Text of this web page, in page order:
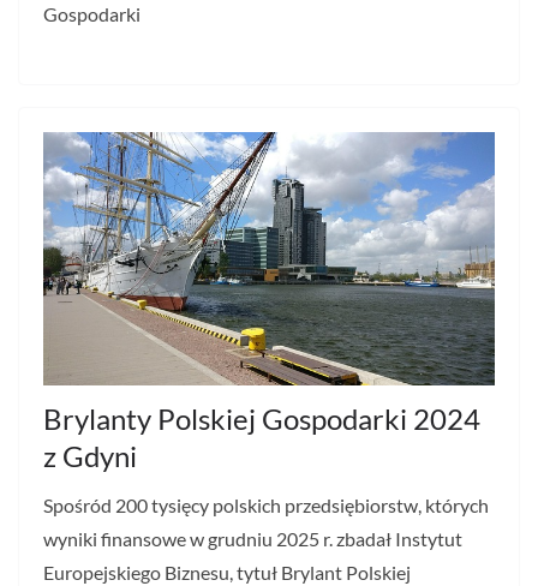
Gospodarki
Brylanty Polskiej Gospodarki 2024
z Gdyni
Spośród 200 tysięcy polskich przedsiębiorstw, których
wyniki finansowe w grudniu 2025 r. zbadał Instytut
Europejskiego Biznesu, tytuł Brylant Polskiej